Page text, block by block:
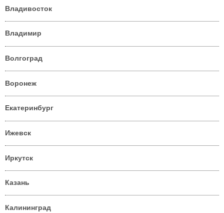
Владивосток
Владимир
Волгоград
Воронеж
Екатеринбург
Ижевск
Иркутск
Казань
Калининград